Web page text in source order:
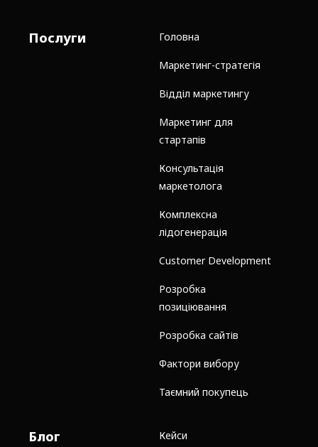
Послуги Головна
Маркетинг-стратегія
Відділ маркетингу
Маркетинг для
стартапів
Консультація
маркетолога
Комплексна
лідогенерація
Customer Development
Розробка
позиціювання
Розробка сайтів
Фактори вибору
Таємний покупець
Блог Кейси